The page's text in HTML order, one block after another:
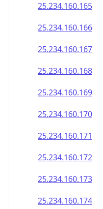
25.234.160.165
25.234.160.166
25.234.160.167
25.234.160.168
25.234.160.169
25.234.160.170
25.234.160.171
25.234.160.172
25.234.160.173
25.234.160.174